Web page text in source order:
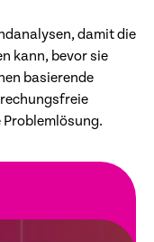
damit die
kann, bevor sie
basierende